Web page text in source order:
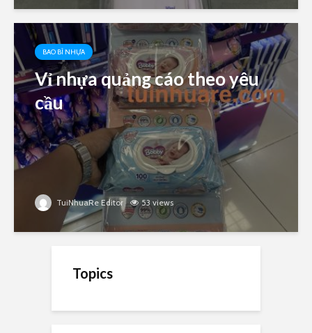
BAO BÌ NHỰA
Vỉ nhựa quảng cáo theo yêu
cầu
TuiNhuaRe Editor 53 views
Topics